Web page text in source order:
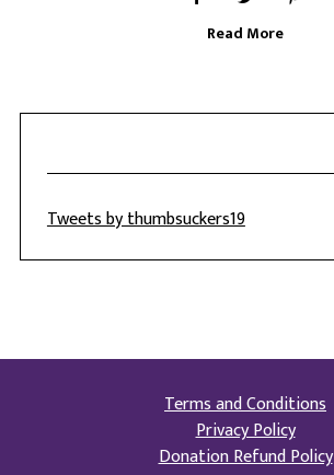
Read More
Tweets by thumbsuckers19
Terms and Conditions
Privacy Policy
Donation Refund Policy